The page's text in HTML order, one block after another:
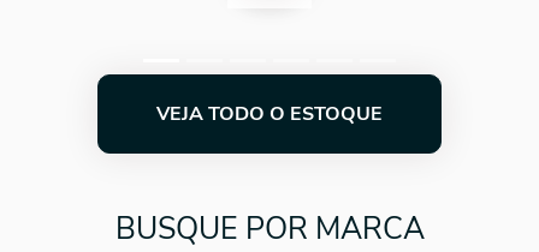
VEJA TODO O ESTOQUE
BUSQUE POR MARCA